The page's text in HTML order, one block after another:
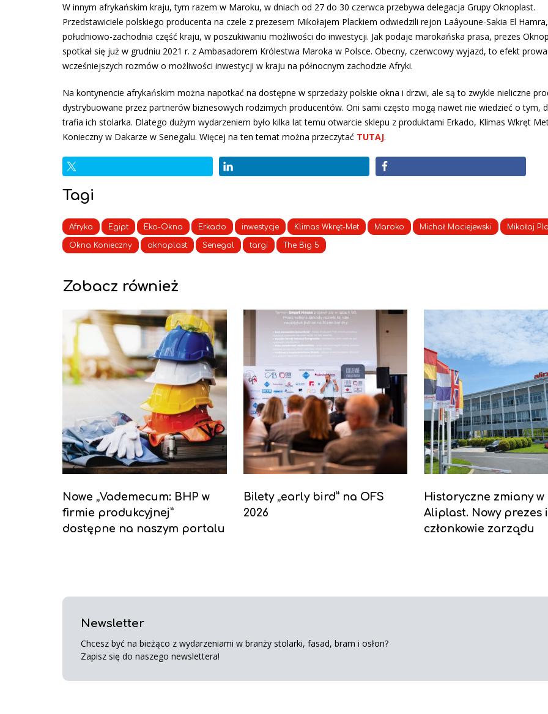
W innym afrykańskim kraju, tym razem w Maroku, w dniach od 27 do 30 czerwca przebywa delegacja Grupy Oknoplast.
Przedstawiciele polskiego producenta na czele z prezesem Mikołajem Plackiem odwiedzili rejon Laâyoune-Sakia El
południowo-zachodnia część kraju, w poszukiwaniu możliwości do inwestycji. Jak podaje marokańska prasa, prezes
spotkał się już w grudniu 2021 r. z Ambasadorem Królestwa Maroka w Polsce. Obecny, czerwcowy wyjazd, to efekt
wcześniejszych rozmów o możliwości inwestycji w kraju na północnym zachodzie Afryki.
Na kontynencie afrykańskim można napotkać na dostępne w sprzedaży polskie okna i drzwi, ale są to zwykle nieliczne
dystrybuowane przez partnerów biznesowych rodzimych producentów. Oni sami często mogą nawet nie wiedzieć o tym,
trafia ich stolarka. Dlatego dużym wydarzeniem było kilka lat temu otwarcie sklepu z produktami Erkado, Klimas Wkręt
Konieczny w Dakarze w Senegalu. Więcej na ten temat można przeczytać TUTAJ.
Tagi
Afryka Egipt Eko-Okna Erkado inwestycje Klimas Wkręt-Met Maroko Michał Maciejewski Mikołaj
Okna Konieczny oknoplast Senegal targi The Big 5
Zobacz również
Nowe „Vademecum: BHP w
firmie produkcyjnej”
dostępne na naszym portalu
Bilety „early bird” na OFS
2026
Historyczne zmiany w
Aliplast. Nowy prezes i
członkowie zarządu
Newsletter
Chcesz być na bieżąco z wydarzeniami w branży stolarki, fasad, bram i osłon?
Zapisz się do naszego newslettera!